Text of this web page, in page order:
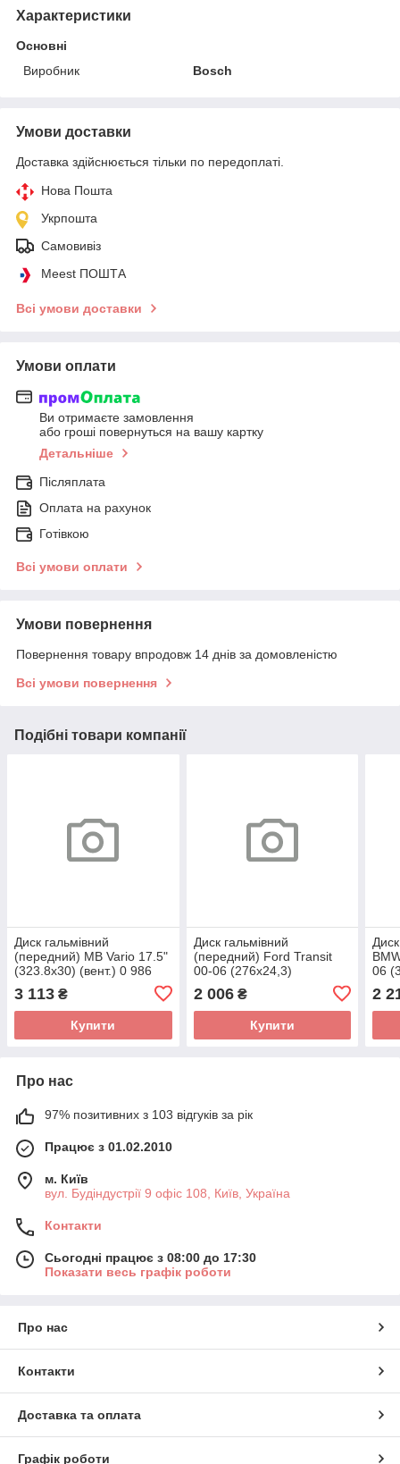
Характеристики
Основні
Виробник
Bosch
Умови доставки
Доставка здійснюється тільки по передоплаті.
Нова Пошта
Укрпошта
Самовивіз
Meest ПОШТА
Всі умови доставки
Умови оплати
Ви отримаєте замовлення
або гроші повернуться на вашу картку
Детальніше
Післяплата
Оплата на рахунок
Готівкою
Всі умови оплати
Умови повернення
Повернення товару впродовж 14 днів за домовленістю
Всі умови повернення
Подібні товари компанії
Диск гальмівний
(передний) MB Vario 17.5"
(323.8x30) (вент.) 0 986
3 113 ₴
Купити
Диск гальмівний
(передний) Ford Transit
00-06 (276x24,3)
478 299 (BOSCH)
2 006₴
Купити
06
167
2
Про нас
97% позитивних з 103 відгуків за рік
Працює з 01.02.2010
м. Київ
вул. Будіндустрії 9 офіс 108, Київ, Україна
Контакти
Сьогодні працює з 08:00 до 17:30
Показати весь графік роботи
Про нас
Контакти
Доставка та оплата
Графік роботи